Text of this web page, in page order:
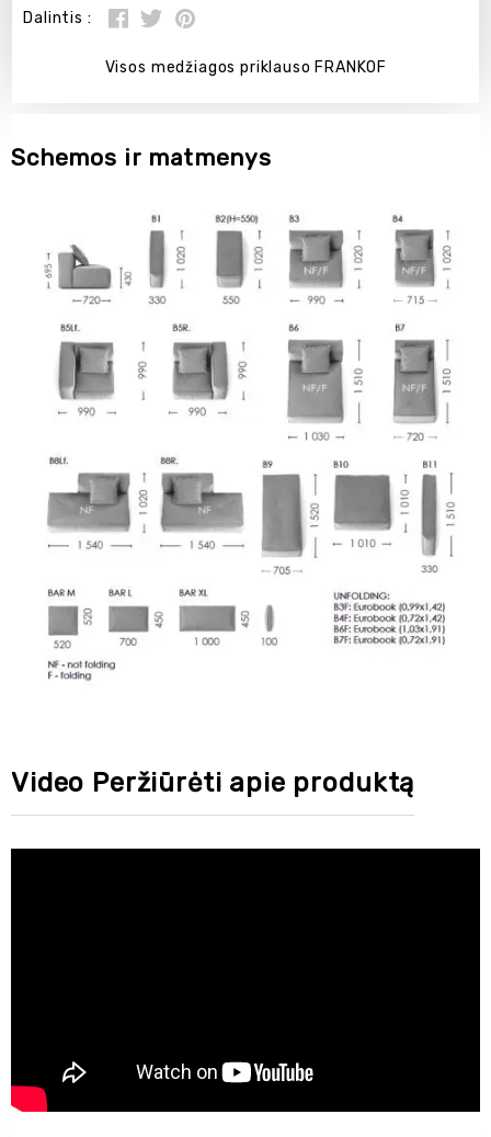
Dalintis :
Visos medžiagos priklauso FRANKOF
Schemos ir matmenys
Video Peržiūrėti apie produktą